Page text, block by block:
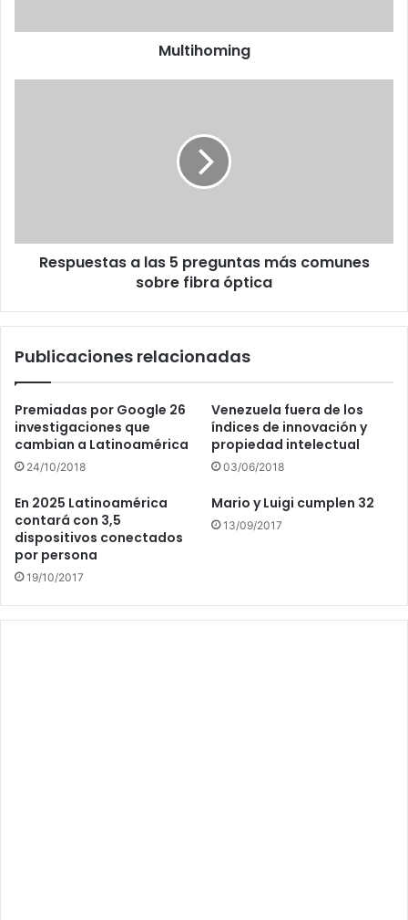
Multihoming
fibra
ópticaRespuestas a las 5 preguntas más comunes
sobre fibra óptica
Publicaciones relacionadas
Premiadas por Google 26
investigaciones que
cambian a Latinoamérica
24/10/2018
Venezuela fuera de los
índices de innovación y
propiedad intelectual
03/06/2018
En 2025 Latinoamérica
contará con 3,5
dispositivos conectados
por persona
19/10/2017
Mario y Luigi cumplen 32
13/09/2017